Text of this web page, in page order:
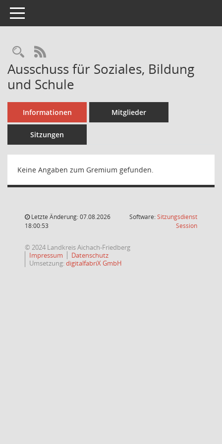
Toggle navigation
Rechercheauswahl
RSS-Feed
Ausschuss für Soziales, Bildung
und Schule
Informationen Mitglieder
Sitzungen
Keine Angaben zum Gremium gefunden.
Letzte Änderung: 07.08.2026
18:00:53
Software:Sitzungsdienst
Session(Wird in
© 2024 Landkreis Aichach-Friedberg
Impressum
Datenschutz
Umsetzung:digitalfabriX GmbH